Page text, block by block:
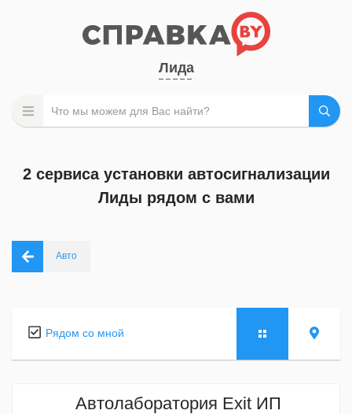
Лида
2 сервиса установки автосигнализации
Лиды рядом с вами
Авто
Рядом со мной
Автолаборатория Exit ИП